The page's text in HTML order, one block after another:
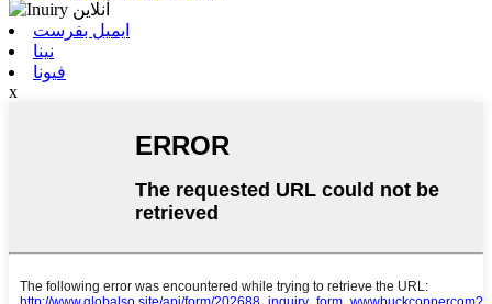
ایمیل بفرست
نینا
فیونا
x